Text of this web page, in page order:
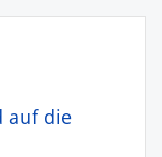
auf die